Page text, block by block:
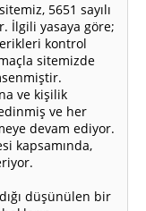
5651 sayılı
İlgili yasaya göre;
kontrol
sitemizde
ve kişilik
ve her
devam ediyor.
kapsamında,
düşünülen bir